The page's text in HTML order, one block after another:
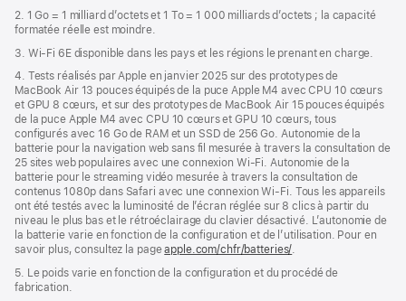
2. 1 Go = 1 milliard d’octets et 1 To = 1 000 milliards d’octets ; la capacité
formatée réelle est moindre.
3. Wi-Fi 6E disponible dans les pays et les régions le prenant en charge.
4. Tests réalisés par Apple en janvier 2025 sur des prototypes de
MacBook Air 13 pouces équipés de la puce Apple M4 avec CPU 10 cœurs
et GPU 8 cœurs, et sur des prototypes de MacBook Air 15 pouces équipés
de la puce Apple M4 avec CPU 10 cœurs et GPU 10 cœurs, tous
configurés avec 16 Go de RAM et un SSD de 256 Go. Autonomie de la
batterie pour la navigation web sans fil mesurée à travers la consultation de
25 sites web populaires avec une connexion Wi-Fi. Autonomie de la
batterie pour le streaming vidéo mesurée à travers la consultation de
contenus 1080p dans Safari avec une connexion Wi-Fi. Tous les appareils
ont été testés avec la luminosité de l’écran réglée sur 8 clics à partir du
niveau le plus bas et le rétroéclairage du clavier désactivé. L’autonomie de
la batterie varie en fonction de la configuration et de l’utilisation. Pour en
savoir plus, consultez la pageapple.com/chfr/batteries/.
5. Le poids varie en fonction de la configuration et du procédé de
fabrication.